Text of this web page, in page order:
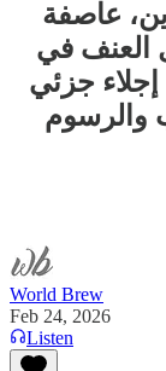
عاصفة
العنف في
إجلاء جزئي
والرسوم
World Brew
Feb 24, 2026
Listen